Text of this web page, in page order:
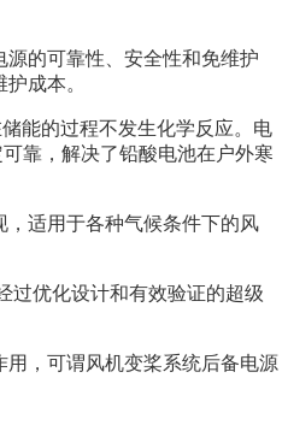
的可靠性、安全性和免维护
成本。
能的过程不发生化学反应。电
靠，解决了铅酸电池在户外寒
适用于各种气候条件下的风
过优化设计和有效验证的超级
，可谓风机变桨系统后备电源